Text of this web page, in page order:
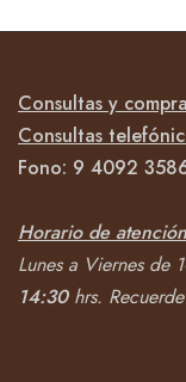
Consultas y
Consultas
Fono: 9 4092
Horario de
Lunes a Viernes de
14:30hrs.